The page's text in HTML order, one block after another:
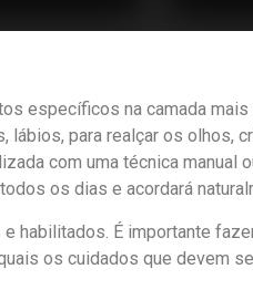
específicos na camada
para realçar os olhos,
com uma técnica manual
os dias e acordará
habilitados. É importante
os cuidados que devem